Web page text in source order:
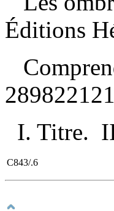
Éditions
I. Titre.
C843/.6